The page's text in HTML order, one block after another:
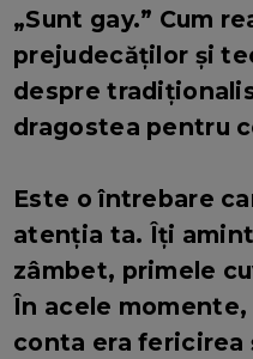
„Sunt gay.” Cum
prejudecăților și
despre
dragostea pentru
Este o întrebare
atenția ta. Îți
zâmbet, primele
În acele
conta era fericirea